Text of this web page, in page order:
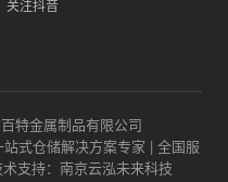
关注抖音
特金属制品有限公司
式仓储解决方案专家 | 全国服
支持：南京云泓未来科技